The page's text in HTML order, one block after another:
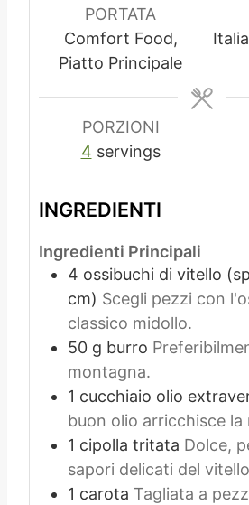
u
t
i
PORTATA
Comfort Food,
Piatto Principale
PORZIONI
4 servings
INGREDIENTI
Ingredienti Principali
4 ossibuchi di vitello
cm) Scegli pezzi con
classico midollo.
50 g burro
montagna.
1 cucchiaio olio
buon olio arricchisce la
1 cipolla tritata Dolce,
sapori delicati del
1 carota Tagliata a